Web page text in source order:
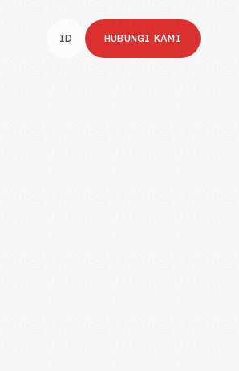
ID HUBUNGI KAMI